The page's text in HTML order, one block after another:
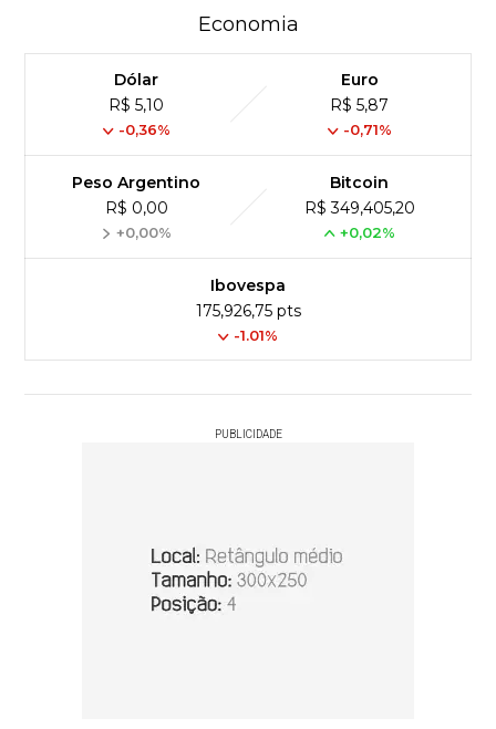
Economia
Dólar
R$ 5,10
-0,36%
Euro
R$ 5,87
-0,71%
Peso Argentino
R$ 0,00
+0,00%
Bitcoin
R$ 349,405,20
+0,02%
Ibovespa
175,926,75 pts
-1.01%
PUBLICIDADE